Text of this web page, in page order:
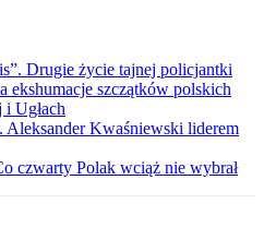
Drugie życie tajnej policjantki
ekshumacje szczątków polskich
Ugłach
Aleksander Kwaśniewski liderem
czwarty Polak wciąż nie wybrał